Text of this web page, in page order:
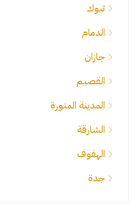
تبوك
الدمام
جازان
القصيم
المدينة المنورة
الشارقة
الهفوف
جدة